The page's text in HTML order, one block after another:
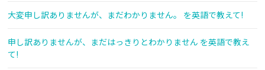
大変申し訳ありませんが、まだわかりません。 を英語で教えて!
申し訳ありませんが、まだはっきりとわかりません を英語で教え
て!